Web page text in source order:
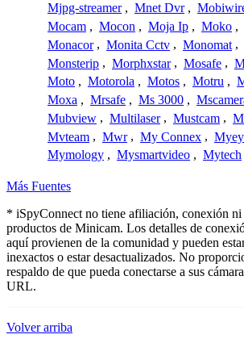
Mjpg-streamer , Mnet Dvr ,
Mocam , Mocon , Moja Ip , Moko ,
Monacor , Monita Cctv , Monomat ,
Monsterip , Morphxstar , Mosafe ,
Moto , Motorola , Motos , Motru ,
Moxa , Mrsafe , Ms 3000 ,
Mubview , Multilaser , Mustcam ,
Mvteam , Mwr , My Connex ,
Mymology , Mysmartvideo , Mytech
Más Fuentes
* iSpyConnect no tiene afiliación, conexión ni
productos de Minicam. Los detalles de
aquí provienen de la comunidad y pueden
inexactos o estar desactualizados. No
respaldo de que pueda conectarse a sus
URL.
Volver arriba